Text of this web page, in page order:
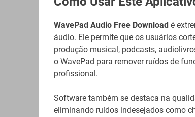
WavePad Audio Free Downloadé
áudio. Ele permite que os usuários
produção musical, podcasts,
o WavePad para remover ruídos de
profissional.
Software também se destaca na
eliminando ruídos indesejados como